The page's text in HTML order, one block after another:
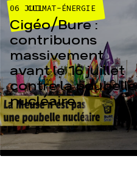
CLIMAT-ÉNERGIE
06 JUIL
Cigéo/Bure :
contribuons
massivement
avant le 16 juillet
contre la poubelle
nucléaire